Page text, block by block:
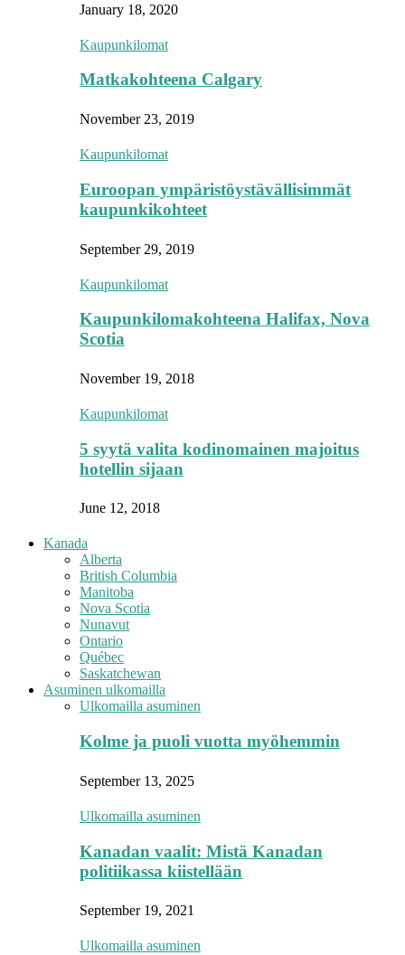
January 18, 2020
Kaupunkilomat
Matkakohteena Calgary
November 23, 2019
Kaupunkilomat
Euroopan ympäristöystävällisimmät
kaupunkikohteet
September 29, 2019
Kaupunkilomat
Kaupunkilomakohteena Halifax, Nova
Scotia
November 19, 2018
Kaupunkilomat
5 syytä valita kodinomainen majoitus
hotellin sijaan
June 12, 2018
Kanada
Alberta
British Columbia
Manitoba
Nova Scotia
Nunavut
Ontario
Québec
Saskatchewan
Asuminen ulkomailla
Ulkomailla asuminen
Kolme ja puoli vuotta myöhemmin
September 13, 2025
Ulkomailla asuminen
Kanadan vaalit: Mistä Kanadan
politiikassa kiistellään
September 19, 2021
Ulkomailla asuminen